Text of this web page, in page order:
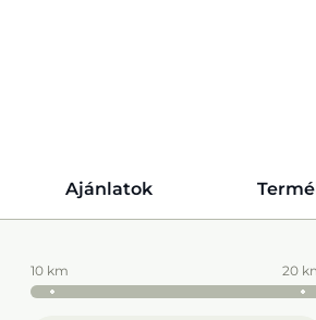
Ajánlatok
10 km 20